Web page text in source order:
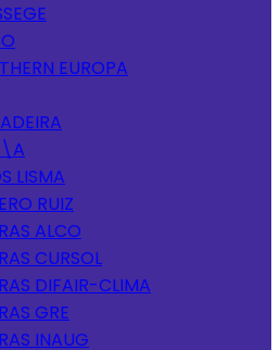
EUROPA
LISMA
RUIZ
ALCO
CURSOL
DIFAIR-CLIMA
GRE
INAUG